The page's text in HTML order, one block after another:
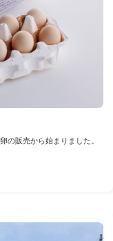
の販売から始まりました。